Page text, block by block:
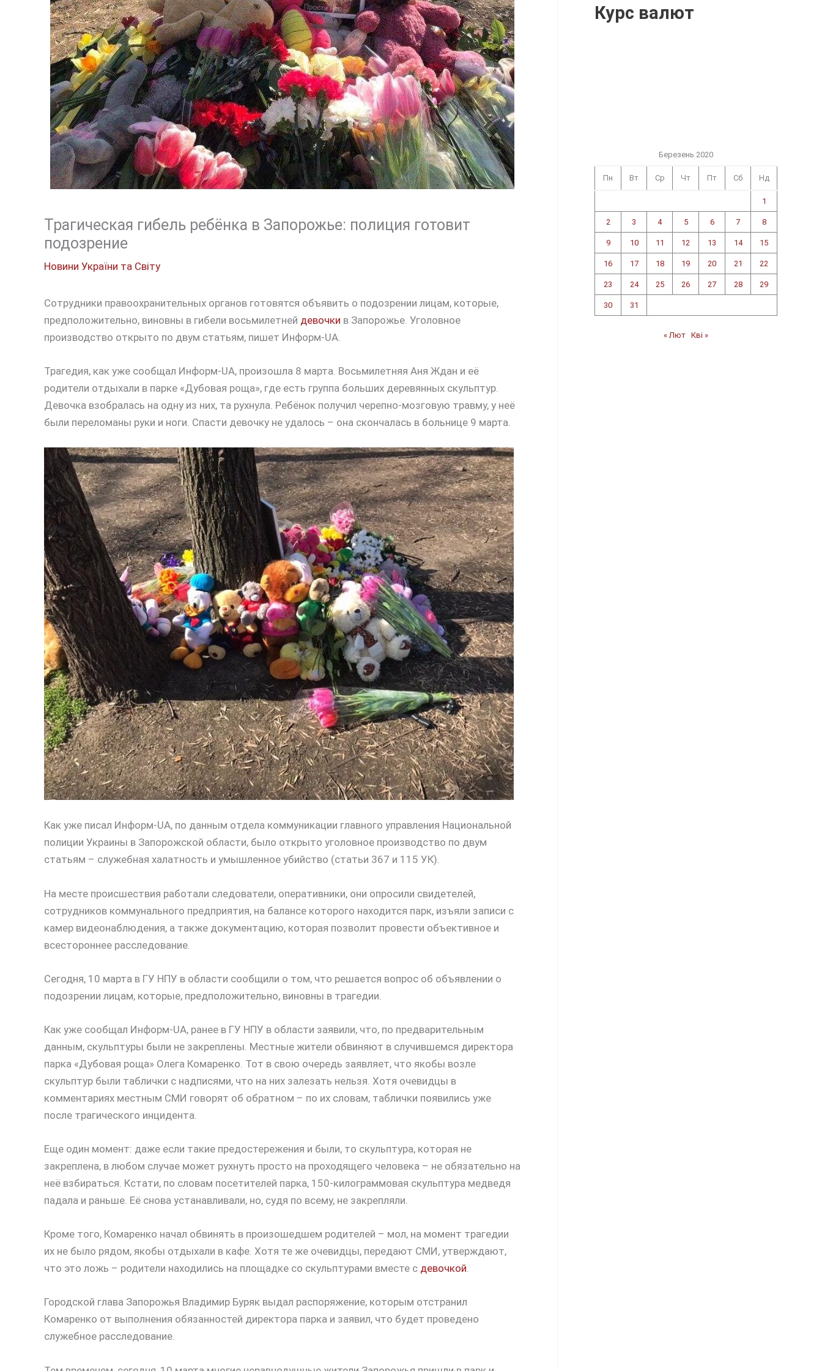
Трагическая гибель ребёнка в Запорожье: полиция готовит
подозрение
Новини України та Світу
Сотрудники правоохранительных органов готовятся объявить о подозрении лицам, которые,
предположительно, виновны в гибели восьмилетней девочки в Запорожье. Уголовное
производство открыто по двум статьям, пишет Информ-UA.
Трагедия, как уже сообщал Информ-UA, произошла 8 марта. Восьмилетняя Аня Ждан и её
родители отдыхали в парке «Дубовая роща», где есть группа больших деревянных скульптур.
Девочка взобралась на одну из них, та рухнула. Ребёнок получил черепно-мозговую травму, у неё
были переломаны руки и ноги. Спасти девочку не удалось – она скончалась в больнице 9 марта.
Как уже писал Информ-UA, по данным отдела коммуникации главного управления Национальной
полиции Украины в Запорожской области, было открыто уголовное производство по двум
статьям – служебная халатность и умышленное убийство (статьи 367 и 115 УК).
На месте происшествия работали следователи, оперативники, они опросили свидетелей,
сотрудников коммунального предприятия, на балансе которого находится парк, изъяли записи с
камер видеонаблюдения, а также документацию, которая позволит провести объективное и
всестороннее расследование.
Сегодня, 10 марта в ГУ НПУ в области сообщили о том, что решается вопрос об объявлении о
подозрении лицам, которые, предположительно, виновны в трагедии.
Как уже сообщал Информ-UA, ранее в ГУ НПУ в области заявили, что, по предварительным
данным, скульптуры были не закреплены. Местные жители обвиняют в случившемся директора
парка «Дубовая роща» Олега Комаренко. Тот в свою очередь заявляет, что якобы возле
скульптур были таблички с надписями, что на них залезать нельзя. Хотя очевидцы в
комментариях местным СМИ говорят об обратном – по их словам, таблички появились уже
после трагического инцидента.
Еще один момент: даже если такие предостережения и были, то скульптура, которая не
закреплена, в любом случае может рухнуть просто на проходящего человека – не обязательно на
неё взбираться. Кстати, по словам посетителей парка, 150-килограммовая скульптура медведя
падала и раньше. Её снова устанавливали, но, судя по всему, не закрепляли.
Кроме того, Комаренко начал обвинять в произошедшем родителей – мол, на момент трагедии
их не было рядом, якобы отдыхали в кафе. Хотя те же очевидцы, передают СМИ, утверждают,
что это ложь – родители находились на площадке со скульптурами вместе с девочкой.
Городской глава Запорожья Владимир Буряк выдал распоряжение, которым отстранил
Комаренко от выполнения обязанностей директора парка и заявил, что будет проведено
служебное расследование.
Курс валют
Березень 2020
Пн Вт Ср Чт Пт Сб Нд
1
2 3 4 5 6 7 8
9 10 11 12 13 14 15
16 17 18 19 20 21 22
23 24 25 26 27 28 29
30 31
« Лют Кві »